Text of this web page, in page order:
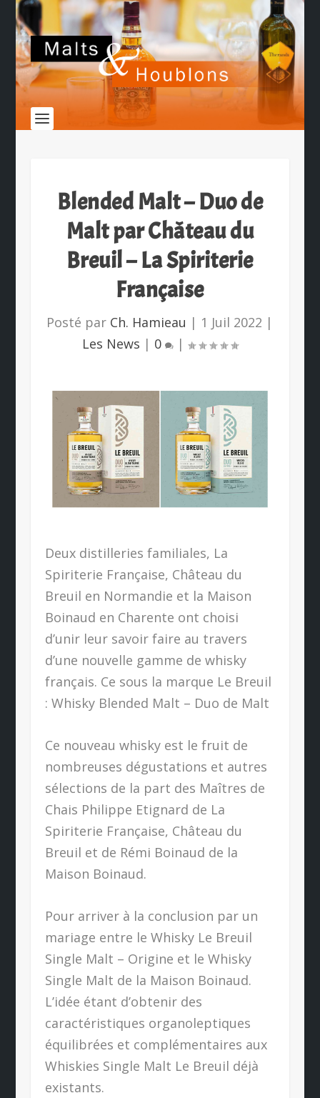
Blended Malt – Duo de
Malt par Château du
Breuil – La Spiriterie
Française
Posté par Ch. Hamieau | 1 Juil 2022 |
Les News | 0 |
Deux distilleries familiales, La
Spiriterie Française, Château du
Breuil en Normandie et la Maison
Boinaud en Charente ont choisi
d’unir leur savoir faire au travers
d’une nouvelle gamme de whisky
français. Ce sous la marque Le Breuil
: Whisky Blended Malt – Duo de Malt
Ce nouveau whisky est le fruit de
nombreuses dégustations et autres
sélections de la part des Maîtres de
Chais Philippe Etignard de La
Spiriterie Française, Château du
Breuil et de Rémi Boinaud de la
Maison Boinaud.
Pour arriver à la conclusion par un
mariage entre le Whisky Le Breuil
Single Malt – Origine et le Whisky
Single Malt de la Maison Boinaud.
L’idée étant d’obtenir des
caractéristiques organoleptiques
équilibrées et complémentaires aux
Whiskies Single Malt Le Breuil déjà
existants.